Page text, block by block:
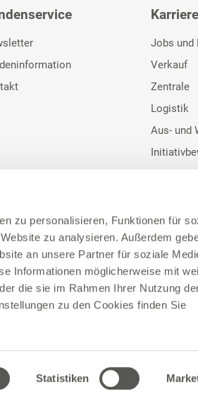
zu personalisieren, Funktionen für
zu analysieren. Außerdem
an unsere Partner für soziale
Informationen möglicherweise mit
die sie im Rahmen Ihrer Nutzung
zu den Cookies finden Sie
Statistiken
Karriere
Jobs und
Verkauf
Zentrale
Logistik
Aus- und
Google
4